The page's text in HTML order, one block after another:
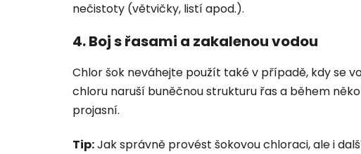
nečistoty (větvičky, listí apod.).
4. Boj s řasami a zakalenou vodou
Chlor šok neváhejte použít také v případě, kdy se
chloru naruší buněčnou strukturu řas a během
projasní.
Tip:Jak správně provést šokovou chloraci, ale i